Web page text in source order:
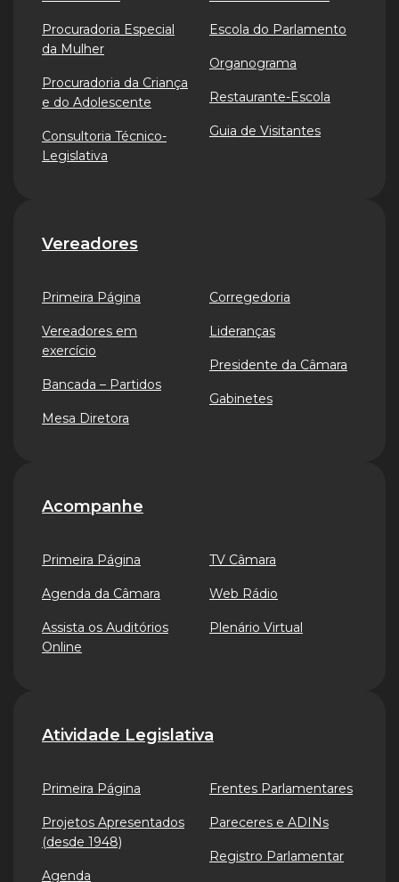
Procuradoria Especial
da Mulher
Procuradoria da Criança
e do Adolescente
Consultoria Técnico-
Legislativa
Escola do Parlamento
Organograma
Restaurante-Escola
Guia de Visitantes
Vereadores
Primeira Página
Vereadores em
exercício
Bancada – Partidos
Mesa Diretora
Corregedoria
Lideranças
Presidente da Câmara
Gabinetes
Acompanhe
Primeira Página
Agenda da Câmara
Assista os Auditórios
Online
TV Câmara
Web Rádio
Plenário Virtual
Atividade Legislativa
Primeira Página
Projetos Apresentados
(desde 1948)
Agenda
Frentes Parlamentares
Pareceres e ADINs
Registro Parlamentar